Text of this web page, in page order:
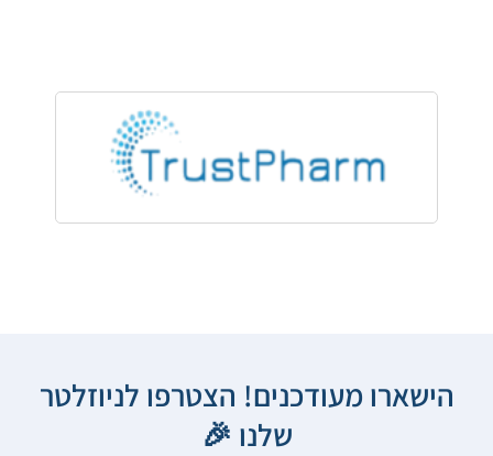
הישארו מעודכנים! הצטרפו לניוזלטר
שלנו 🎉